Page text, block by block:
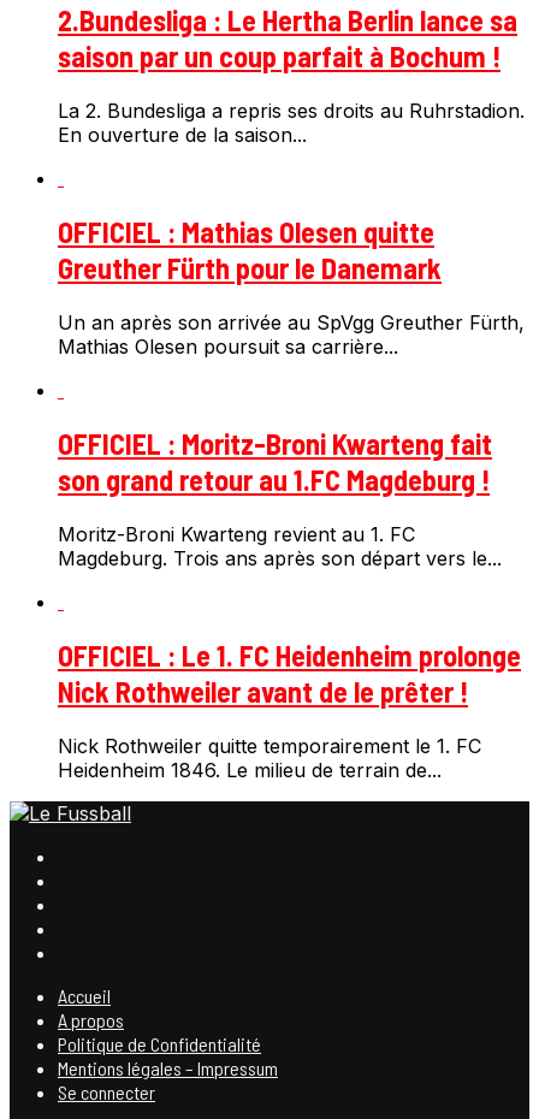
2.Bundesliga : Le Hertha Berlin lance sa
saison par un coup parfait à Bochum !
La 2. Bundesliga a repris ses droits au Ruhrstadion.
En ouverture de la saison...
OFFICIEL : Mathias Olesen quitte
Greuther Fürth pour le Danemark
Un an après son arrivée au SpVgg Greuther Fürth,
Mathias Olesen poursuit sa carrière...
OFFICIEL : Moritz-Broni Kwarteng fait
son grand retour au 1.FC Magdeburg !
Moritz-Broni Kwarteng revient au 1. FC
Magdeburg. Trois ans après son départ vers le...
OFFICIEL : Le 1. FC Heidenheim prolonge
Nick Rothweiler avant de le prêter !
Nick Rothweiler quitte temporairement le 1. FC
Heidenheim 1846. Le milieu de terrain de...
Accueil
A propos
Politique de Confidentialité
Mentions légales – Impressum
Se connecter